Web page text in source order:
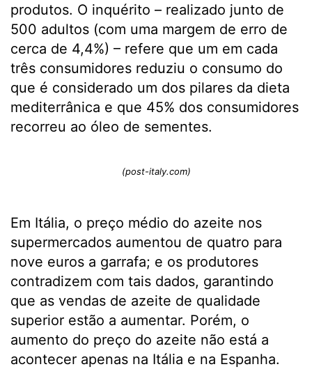
produtos. O inquérito – realizado junto de
500 adultos (com uma margem de erro de
cerca de 4,4%) – refere que um em cada
três consumidores reduziu o consumo do
que é considerado um dos pilares da dieta
mediterrânica e que 45% dos consumidores
recorreu ao óleo de sementes.
(post-italy.com)
Em Itália, o preço médio do azeite nos
supermercados aumentou de quatro para
nove euros a garrafa; e os produtores
contradizem com tais dados, garantindo
que as vendas de azeite de qualidade
superior estão a aumentar. Porém, o
aumento do preço do azeite não está a
acontecer apenas na Itália e na Espanha.